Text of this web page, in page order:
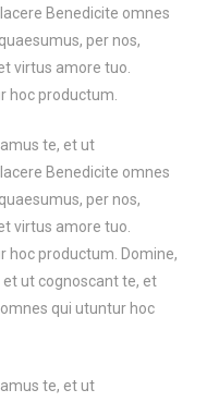
Benedicite omnes
per nos,
virtus amore tuo.
hoc productum.
te, et ut
Benedicite omnes
per nos,
virtus amore tuo.
hoc productum. Domine,
ut cognoscant te, et
qui utuntur hoc
te, et ut